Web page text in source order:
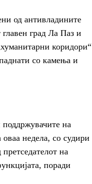
од антивладините
град Ла Паз и
коридори“
со камења и
на
недела, со судири
на
поради